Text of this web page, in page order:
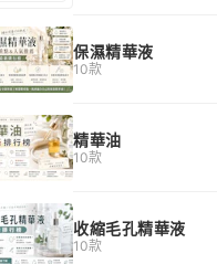
保濕精華液
10款
精華油
10款
收縮毛孔精華液
10款